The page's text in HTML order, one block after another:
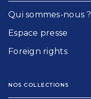
Qui sommes-nous ?
Espace presse
Foreign rights
NOS COLLECTIONS